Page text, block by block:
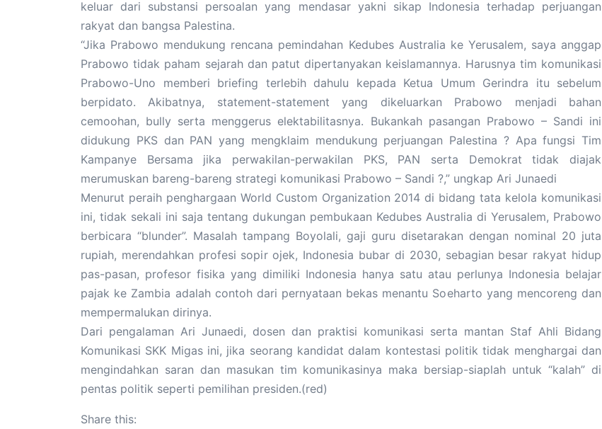
keluar dari substansi persoalan yang mendasar yakni sikap Indonesia terhadap perjuangan
rakyat dan bangsa Palestina.
“Jika Prabowo mendukung rencana pemindahan Kedubes Australia ke Yerusalem, saya anggap
Prabowo tidak paham sejarah dan patut dipertanyakan keislamannya. Harusnya tim komunikasi
Prabowo-Uno memberi briefing terlebih dahulu kepada Ketua Umum Gerindra itu sebelum
berpidato. Akibatnya, statement-statement yang dikeluarkan Prabowo menjadi bahan
cemoohan, bully serta menggerus elektabilitasnya. Bukankah pasangan Prabowo – Sandi ini
didukung PKS dan PAN yang mengklaim mendukung perjuangan Palestina ? Apa fungsi Tim
Kampanye Bersama jika perwakilan-perwakilan PKS, PAN serta Demokrat tidak diajak
merumuskan bareng-bareng strategi komunikasi Prabowo – Sandi ?,” ungkap Ari Junaedi
Menurut peraih penghargaan World Custom Organization 2014 di bidang tata kelola komunikasi
ini, tidak sekali ini saja tentang dukungan pembukaan Kedubes Australia di Yerusalem, Prabowo
berbicara “blunder”. Masalah tampang Boyolali, gaji guru disetarakan dengan nominal 20 juta
rupiah, merendahkan profesi sopir ojek, Indonesia bubar di 2030, sebagian besar rakyat hidup
pas-pasan, profesor fisika yang dimiliki Indonesia hanya satu atau perlunya Indonesia belajar
pajak ke Zambia adalah contoh dari pernyataan bekas menantu Soeharto yang mencoreng dan
mempermalukan dirinya.
Dari pengalaman Ari Junaedi, dosen dan praktisi komunikasi serta mantan Staf Ahli Bidang
Komunikasi SKK Migas ini, jika seorang kandidat dalam kontestasi politik tidak menghargai dan
mengindahkan saran dan masukan tim komunikasinya maka bersiap-siaplah untuk “kalah” di
pentas politik seperti pemilihan presiden.(red)
Share this: